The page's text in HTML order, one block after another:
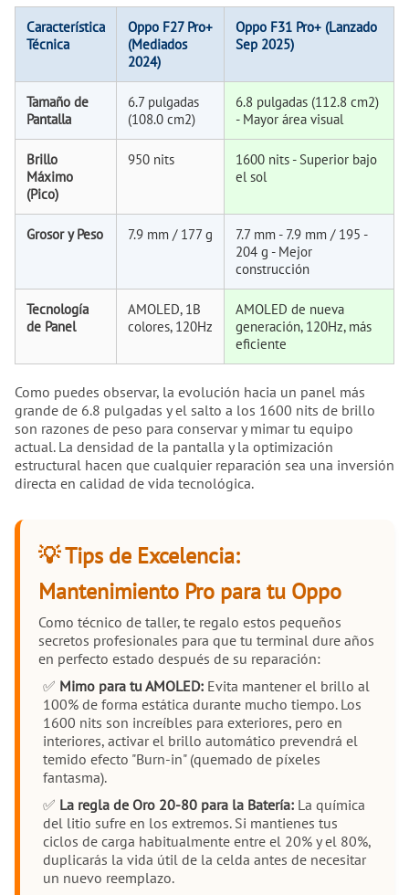
Característica
Técnica
Oppo F27 Pro+
(Mediados
2024)
Oppo F31 Pro+ (Lanzado
Sep 2025)
Tamaño de
Pantalla
6.7 pulgadas
(108.0 cm2)
6.8 pulgadas (112.8 cm2)
- Mayor área visual
Brillo
Máximo
(Pico)
950 nits
1600 nits - Superior bajo
el sol
Grosor y Peso 7.9 mm / 177 g
7.7 mm - 7.9 mm / 195 -
204 g - Mejor
construcción
Tecnología
de Panel
AMOLED, 1B
colores, 120Hz
AMOLED de nueva
generación, 120Hz, más
eficiente
Como puedes observar, la evolución hacia un panel más
grande de 6.8 pulgadas y el salto a los 1600 nits de brillo
son razones de peso para conservar y mimar tu equipo
actual. La densidad de la pantalla y la optimización
estructural hacen que cualquier reparación sea una inversión
directa en calidad de vida tecnológica.
💡 Tips de Excelencia:
Mantenimiento Pro para tu Oppo
Como técnico de taller, te regalo estos pequeños
secretos profesionales para que tu terminal dure años
en perfecto estado después de su reparación:
✅ Mimo para tu AMOLED:Evita mantener el brillo al
100% de forma estática durante mucho tiempo. Los
1600 nits son increíbles para exteriores, pero en
interiores, activar el brillo automático prevendrá el
temido efecto "Burn-in" (quemado de píxeles
fantasma).
✅ La regla de Oro 20-80 para la Batería:La química
del litio sufre en los extremos. Si mantienes tus
ciclos de carga habitualmente entre el 20% y el 80%,
duplicarás la vida útil de la celda antes de necesitar
un nuevo reemplazo.